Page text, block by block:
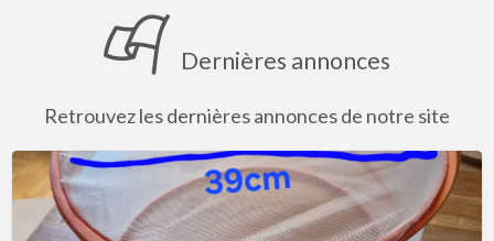
Dernières annonces
Retrouvez les dernières annonces de notre site
Moustiquaire